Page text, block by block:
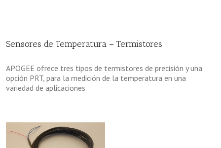
Sensores de Temperatura – Termistores
APOGEE ofrece tres tipos de termistores de precisión y una
opción PRT, para la medición de la temperatura en una
variedad de aplicaciones